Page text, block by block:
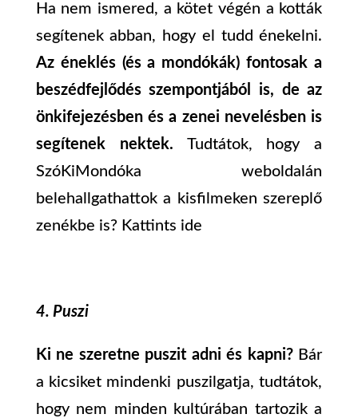
Ha nem ismered, a kötet végén a kották
segítenek abban, hogy el tudd énekelni.
Az éneklés (és a mondókák) fontosak a
beszédfejlődés szempontjából is, de az
önkifejezésben és a zenei nevelésben is
segítenek nektek. Tudtátok, hogy a
SzóKiMondóka weboldalán
belehallgathattok a kisfilmeken szereplő
zenékbe is? Kattints ide
4. Puszi
Ki ne szeretne puszit adni és kapni?Bár
a kicsiket mindenki puszilgatja, tudtátok,
hogy nem minden kultúrában tartozik a